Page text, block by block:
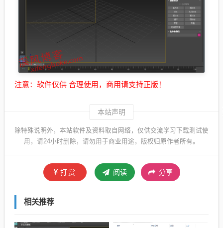
注意：软件仅供 合理使用，商用请支持正版！
本站声明
除特殊说明外，本站软件及资料取自网络，仅供交流学习下载测试使
用，请24小时删除，请勿用于商业用途，版权归原作者所有。
打赏 阅读 分享
相关推荐